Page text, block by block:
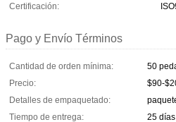
Certificación:
Pago y Envío Términos
Cantidad de orden mínima:
50
Precio:
$90-
Detalles de empaquetado:
Tiempo de entrega:
25 días